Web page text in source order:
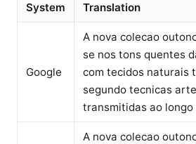
System Translation
Google
A nova colecao
se nos tons quentes
com tecidos naturais
segundo tecnicas
transmitidas ao longo
A nova colecao